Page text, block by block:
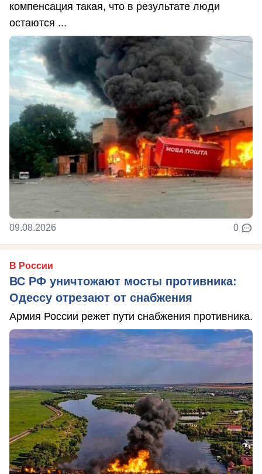
компенсация такая, что в результате люди
остаются ...
09.08.2026 0
В России
ВС РФ уничтожают мосты противника:
Одессу отрезают от снабжения
Армия России режет пути снабжения противника.